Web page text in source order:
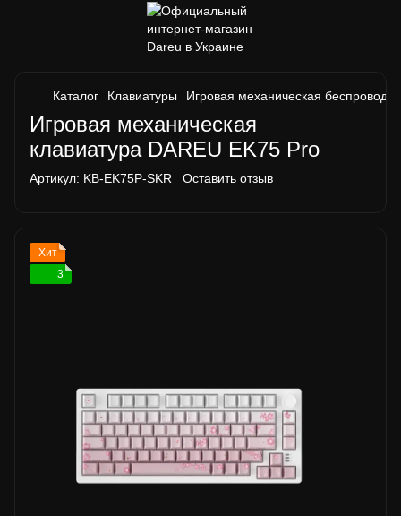
Каталог Клавиатуры Игровая механическая
Игровая механическая
клавиатура DAREU EK75 Pro
Артикул: KB-EK75P-SKR Оставить отзыв
Хит
3